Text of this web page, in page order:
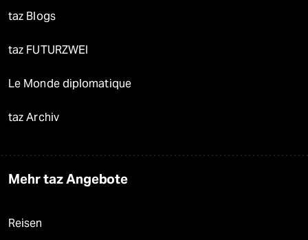
taz Blogs
taz FUTURZWEI
Le Monde diplomatique
taz Archiv
Mehr taz Angebote
Reisen